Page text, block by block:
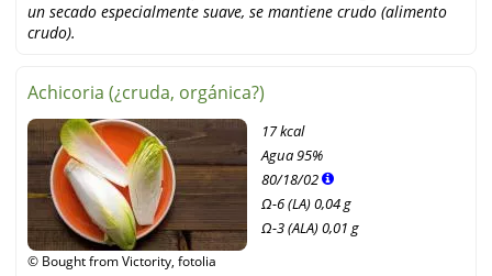
un secado especialmente suave, se mantiene crudo (alimento
crudo).
Achicoria (¿cruda, orgánica?)
© Bought from Victority, fotolia
17 kcal
Agua95%
80/18/02
Ω-6 (LA) 0,04 g
Ω-3 (ALA) 0,01 g